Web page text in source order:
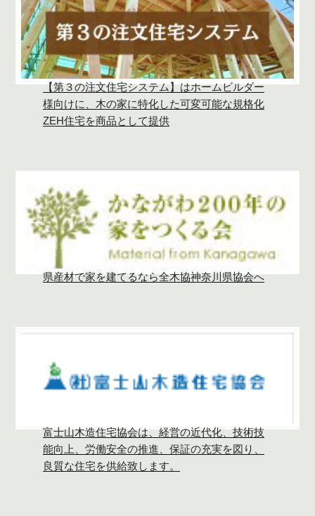
【第３の注文住宅システム】はホームビルダー
様向けに、木の家に特化した可変可能な規格化
ZEH住宅を商品として提供
県産材で家を建てるなら全木協神奈川県協会へ
富士山木造住宅協会は、経営の近代化、技術技
能向上、労働安全の推進、保証の充実を図り、
良質な住宅を供給致します。